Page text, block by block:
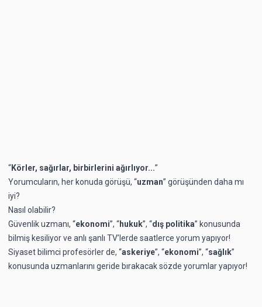
“Körler, sağırlar, birbirlerini ağırlıyor...”
Yorumcuların, her konuda görüşü, “uzman” görüşünden daha mı
iyi?
Nasıl olabilir?
Güvenlik uzmanı, “ekonomi”, “hukuk”, “dış politika” konusunda
bilmiş kesiliyor ve anlı şanlı TV’lerde saatlerce yorum yapıyor!
Siyaset bilimci profesörler de, “askeriye”, “ekonomi”, “sağlık”
konusunda uzmanlarını geride bırakacak sözde yorumlar yapıyor!